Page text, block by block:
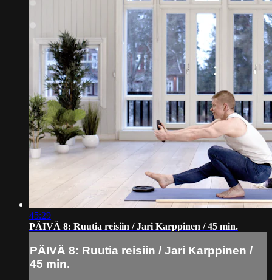
45:29
PÄIVÄ 8: Ruutia reisiin / Jari Karppinen / 45 min.
PÄIVÄ 8: Ruutia reisiin / Jari Karppinen /
45 min.